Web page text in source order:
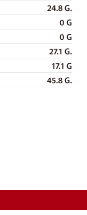
24.8 G.
0 G
0 G
27.1 G.
17.1 G
45.8 G.